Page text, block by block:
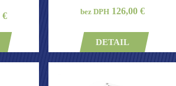
€ bez DPH126,00 €
DETAIL